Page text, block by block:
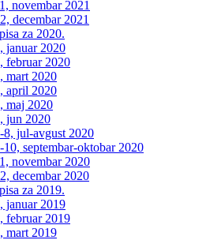
novembar 2021
decembar 2021
za 2020.
januar 2020
februar 2020
mart 2020
april 2020
maj 2020
jun 2020
jul-avgust 2020
septembar-oktobar 2020
novembar 2020
decembar 2020
za 2019.
januar 2019
februar 2019
mart 2019